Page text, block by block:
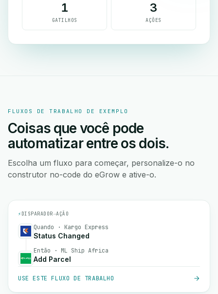
1
GATILHOS
3
AÇÕES
FLUXOS DE TRABALHO DE EXEMPLO
Coisas que você pode
automatizar entre os dois.
Escolha um fluxo para começar, personalize-o no
construtor no-code do eGrow e ative-o.
⚡ DISPARADOR→AÇÃO
Quando · Kargo Express
Status Changed
Então · ML Ship Africa
Add Parcel
USE ESTE FLUXO DE TRABALHO